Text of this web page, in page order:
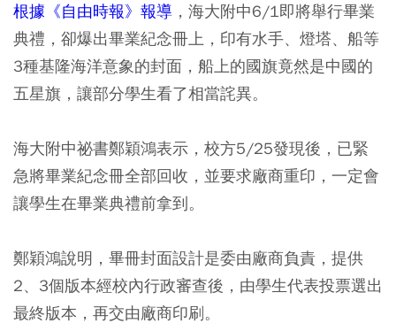
根據《自由時報》報導 ，海大附中6/1即將舉行畢業
典禮，卻爆出畢業紀念冊上，印有水手、燈塔、船等
3種基隆海洋意象的封面，船上的國旗竟然是中國的
五星旗，讓部分學生看了相當詫異。
海大附中祕書鄭穎鴻表示，校方5/25發現後，已緊
急將畢業紀念冊全部回收，並要求廠商重印，一定會
讓學生在畢業典禮前拿到。
鄭穎鴻說明，畢冊封面設計是委由廠商負責，提供
2、3個版本經校內行政審查後，由學生代表投票選出
最終版本，再交由廠商印刷。